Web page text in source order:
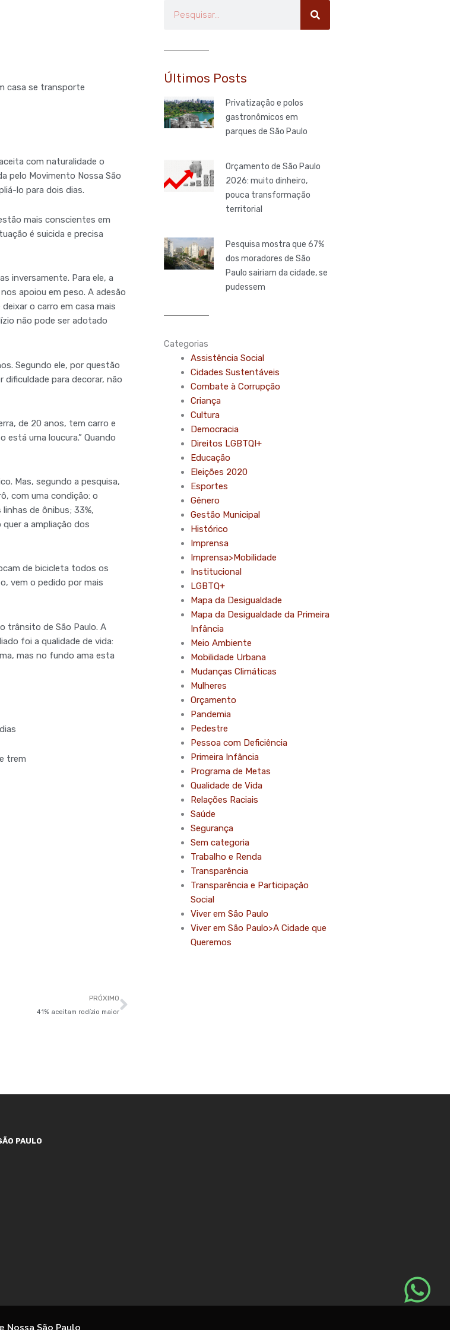
casa se transporte
com naturalidade o
pelo Movimento Nossa São
lo para dois dias.
mais conscientes em
é suicida e precisa
inversamente. Para ele, a
apoiou em peso. A adesão
o carro em casa mais
não pode ser adotado
Segundo ele, por questão
dificuldade para decorar, não
de 20 anos, tem carro e
uma loucura.” Quando
Mas, segundo a pesquisa,
com uma condição: o
de ônibus; 33%,
a ampliação dos
de bicicleta todos os
vem o pedido por mais
trânsito de São Paulo. A
foi a qualidade de vida:
mas no fundo ama esta
trem
PRÓXIMO
41% aceitam rodízio maior
Próximo
Últimos Posts
Privatização e polos
gastronômicos em
parques de São Paulo
Orçamento de São Paulo
2026: muito dinheiro,
pouca transformação
territorial
Pesquisa mostra que 67%
dos moradores de São
Paulo sairiam da cidade, se
pudessem
Categorias
Assistência Social
Cidades Sustentáveis
Combate à Corrupção
Criança
Cultura
Democracia
Direitos LGBTQI+
Educação
Eleições 2020
Esportes
Gênero
Gestão Municipal
Histórico
Imprensa
Imprensa>Mobilidade
Institucional
LGBTQ+
Mapa da Desigualdade
Mapa da Desigualdade da Primeira
Infância
Meio Ambiente
Mobilidade Urbana
Mudanças Climáticas
Mulheres
Orçamento
Pandemia
Pedestre
Pessoa com Deficiência
Primeira Infância
Programa de Metas
Qualidade de Vida
Relações Raciais
Saúde
Segurança
Sem categoria
Trabalho e Renda
Transparência
Transparência e Participação
Social
Viver em São Paulo
Viver em São Paulo>A Cidade que
Queremos
PAULO
Nossa São Paulo